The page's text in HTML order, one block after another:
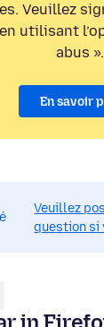
Veuillez
utilisant
abus ».
En savoir
Veuillez
question si